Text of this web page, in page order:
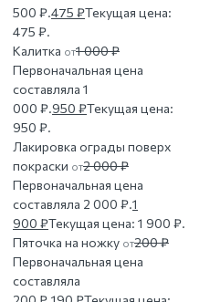
500 ₽.475 ₽Текущая цена:
475 ₽.
Калитка от1 000₽
Первоначальная цена
составляла 1
000 ₽.950 ₽Текущая цена:
950 ₽.
Лакировка ограды поверх
покраски от2 000₽
Первоначальная цена
составляла 2 000 ₽.1
900 ₽Текущая цена: 1 900 ₽.
Пяточка на ножку от200₽
Первоначальная цена
составляла